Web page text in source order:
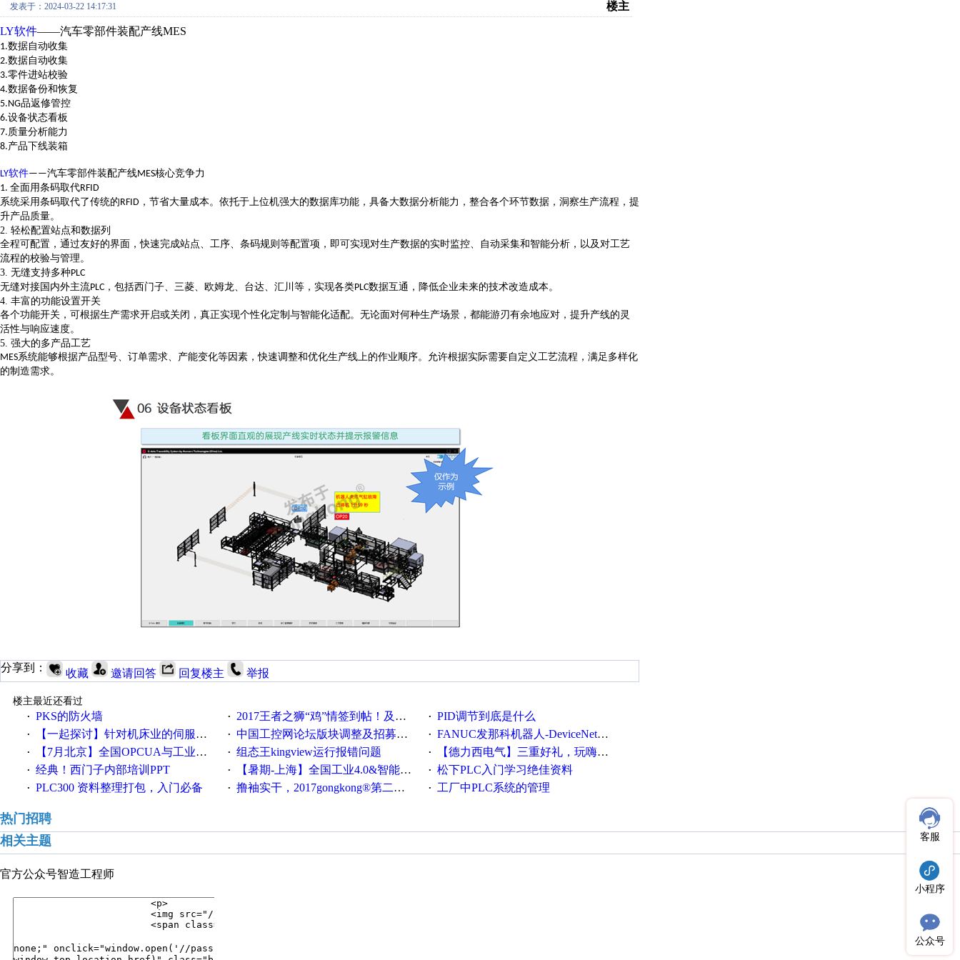
发表于：2024-03-22 14:17:31 楼主
LY软件——汽车零部件装配产线MES
1.数据自动收集
2.数据自动收集
3.零件进站校验
4.数据备份和恢复
5.NG品返修管控
6.设备状态看板
7.质量分析能力
8.产品下线装箱
LY软件——汽车零部件装配产线MES核心竞争力
1. 全面用条码取代RFID
系统采用条码取代了传统的RFID ，节省大量成本。依托于上位机强大的数据库功能，具备大数据分析能力，整合各个环节数据，洞察生产流程，提
升产品质量。
2. 轻松配置站点和数据列
全程可配置，通过友好的界面，快速完成站点、工序、条码规则等配置项，即可实现对生产数据的实时监控、自动采集和智能分析，以及对工艺
流程的校验与管理。
3. 无缝支持多种PLC
无缝对接国内外主流PLC ，包括西门子、三菱、欧姆龙、台达、汇川等，实现各类PLC数据互通，降低企业未来的技术改造成本。
4. 丰富的功能设置开关
各个功能开关，可根据生产需求开启或关闭，真正实现个性化定制与智能化适配。无论面对何种生产场景，都能游刃有余地应对，提升产线的灵
活性与响应速度。
5. 强大的多产品工艺
MES系统能够根据产品型号、订单需求、产能变化等因素，快速调整和优化生产线上的作业顺序。允许根据实际需要自定义工艺流程，满足多样化
的制造需求。
分享到： 收藏 邀请回答 回复楼主 举报
楼主最近还看过
· PKS的防火墙 · 2017王者之狮“鸡”情签到帖！及时更新在线研讨会预告 · PID调节到底是什么
· 【一起探讨】针对机床业的伺服系统发展，您的期望是什么？ · 中国工控网论坛版块调整及招募版主公告 · FANUC发那科机器人-DeviceNet通信使用手册(中文)
· 【7月北京】全国OPCUA与工业互联技术培训班通知！ · 组态王kingview运行报错问题 · 【德力西电气】三重好礼，玩嗨夏日！
· 经典！西门子内部培训PPT · 【暑期-上海】全国工业4.0&智能制造高级培训班通知！ · 松下PLC入门学习绝佳资料
· PLC300 资料整理打包，入门必备 · 撸袖实干，2017gongkong®第二届智造工程师节正式起航！ · 工厂中PLC系统的管理
热门招聘
相关主题
官方公众号智造工程师
客服
小程序
公众号